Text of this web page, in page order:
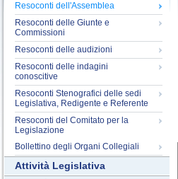
Resoconti dell'Assemblea
Resoconti delle Giunte e
Commissioni
Resoconti delle audizioni
Resoconti delle indagini
conoscitive
Resoconti Stenografici delle sedi
Legislativa, Redigente e Referente
Resoconti del Comitato per la
Legislazione
Bollettino degli Organi Collegiali
Attività Legislativa